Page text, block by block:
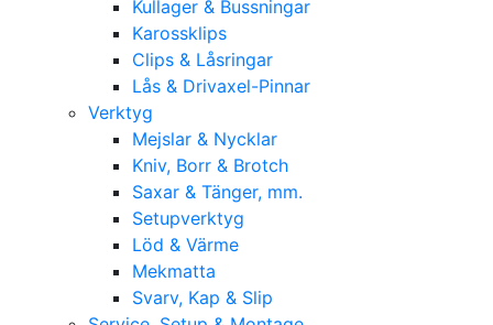
Kullager & Bussningar
Karossklips
Clips & Låsringar
Lås & Drivaxel-Pinnar
Verktyg
Mejslar & Nycklar
Kniv, Borr & Brotch
Saxar & Tänger, mm.
Setupverktyg
Löd & Värme
Mekmatta
Svarv, Kap & Slip